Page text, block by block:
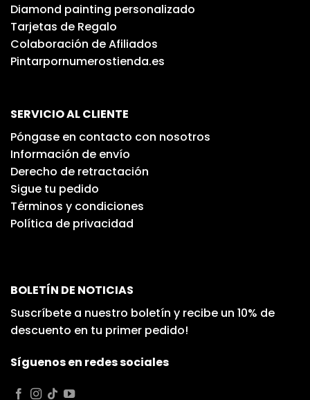
Diamond painting personalizado
Tarjetas de Regalo
Colaboración de Afiliados
Pintarpornumerostienda.es
SERVICIO AL CLIENTE
Póngase en contacto con nosotros
Información de envío
Derecho de retractación
Sigue tu pedido
Términos y condiciones
Política de privacidad
BOLETÍN DE NOTICIAS
Suscríbete a nuestro boletín y recibe un 10% de
descuento en tu primer pedido!
Síguenos en redes sociales